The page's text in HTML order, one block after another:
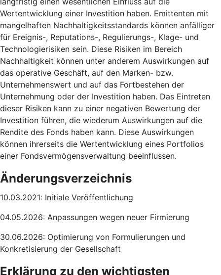
Wertentwicklung einer Investition haben. Emittenten mit
mangelhaften Nachhaltigkeitsstandards können anfälliger
für Ereignis-, Reputations-, Regulierungs-, Klage- und
Technologierisiken sein. Diese Risiken im Bereich
Nachhaltigkeit können unter anderem Auswirkungen auf
das operative Geschäft, auf den Marken- bzw.
Unternehmenswert und auf das Fortbestehen der
Unternehmung oder der Investition haben. Das Eintreten
dieser Risiken kann zu einer negativen Bewertung der
Investition führen, die wiederum Auswirkungen auf die
Rendite des Fonds haben kann. Diese Auswirkungen
können ihrerseits die Wertentwicklung eines Portfolios
einer Fondsvermögensverwaltung beeinflussen.
Änderungsverzeichnis
10.03.2021: Initiale Veröffentlichung
04.05.2026: Anpassungen wegen neuer Firmierung
30.06.2026: Optimierung von Formulierungen und
Konkretisierung der Gesellschaft
Erklärung zu den wichtigsten